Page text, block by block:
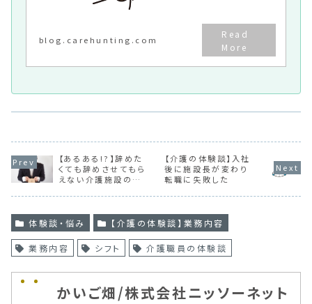
blog.carehunting.com
【あるある!?】辞めた
くても辞めさせてもら
えない介護施設の対
【介護の体験談】入社
後に施設長が変わり
転職に失敗した
体験談・悩み 【介護の体験談】業務内容
業務内容 シフト 介護職員の体験談
かいご畑/株式会社ニッソーネット